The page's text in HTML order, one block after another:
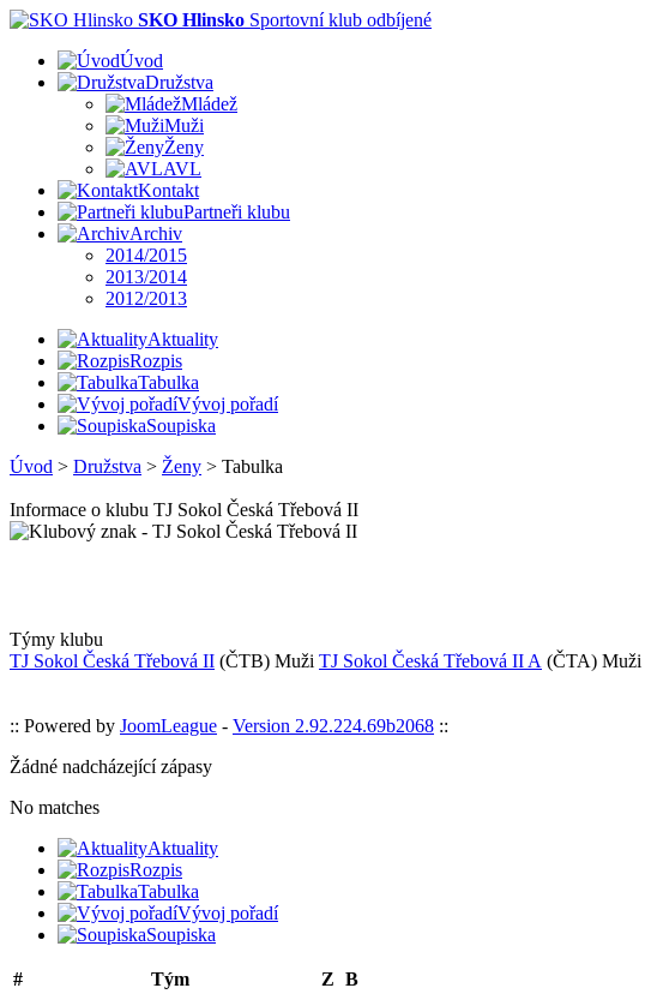
SKO Hlinsko Sportovní klub odbíjené
Úvod
Družstva
Mládež
Muži
Ženy
AVL
Kontakt
Partneři klubu
Archiv
2014/2015
2013/2014
2012/2013
Aktuality
Rozpis
Tabulka
Vývoj pořadí
Soupiska
Úvod > Družstva > Ženy > Tabulka
Informace o klubu TJ Sokol Česká Třebová II
Týmy klubu
TJ Sokol Česká Třebová II (ČTB) Muži TJ Sokol Česká Třebová II A (ČTA) Muži
:: Powered by JoomLeague - Version 2.92.224.69b2068 ::
Žádné nadcházející zápasy
No matches
Aktuality
Rozpis
Tabulka
Vývoj pořadí
Soupiska
# Tým Z B